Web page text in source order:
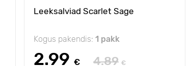
Leeksalviad Scarlet Sage
Kogus pakendis: 1 pakk
2.99 € 4.89 €